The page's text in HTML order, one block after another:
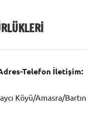
Telefon İletişim:
Köyü/Amasra/Bartın